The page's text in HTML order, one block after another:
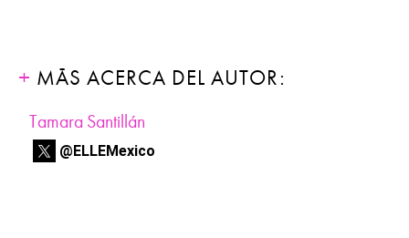
MÁS ACERCA DEL AUTOR:
Tamara Santillán
@ELLEMexico